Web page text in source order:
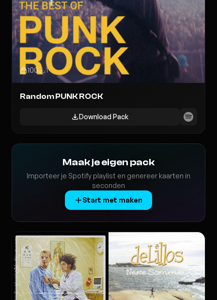
100 1
Random PUNK ROCK
Download Pack
Maak je eigen pack
Importeer je Spotify playlist en genereer kaarten in
seconden
Start met maken